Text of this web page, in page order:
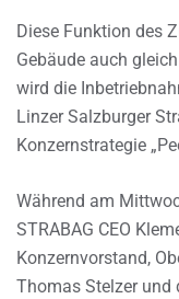
Diese Funktion des
Gebäude auch
wird die
Linzer Salzburger
Konzernstrategie
Während am
STRABAG CEO
Konzernvorstand,
Thomas Stelzer und